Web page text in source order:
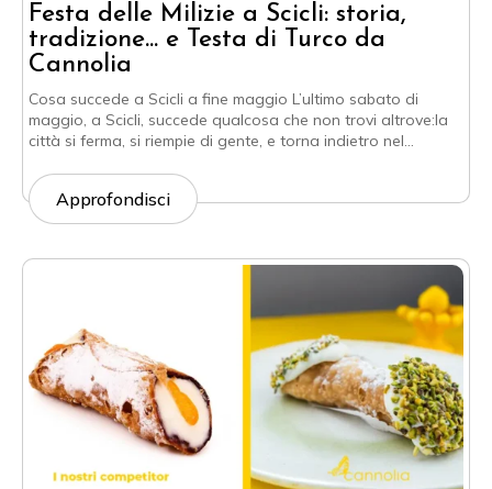
Festa delle Milizie a Scicli: storia,
tradizione… e Testa di Turco da
Cannolia
Cosa succede a Scicli a fine maggio L’ultimo sabato di
maggio, a Scicli, succede qualcosa che non trovi altrove:la
città si ferma, si riempie di gente, e torna indietro nel…
Approfondisci